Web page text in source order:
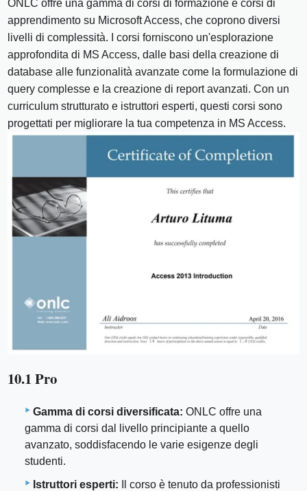
ONLC offre una gamma di corsi di formazione e corsi di
apprendimento su Microsoft Access, che coprono diversi
livelli di complessità. I corsi forniscono un'esplorazione
approfondita di MS Access, dalle basi della creazione di
database alle funzionalità avanzate come la formulazione di
query complesse e la creazione di report avanzati. Con un
curriculum strutturato e istruttori esperti, questi corsi sono
progettati per migliorare la tua competenza in MS Access.
10.1 Pro
Gamma di corsi diversificata: ONLC offre una
gamma di corsi dal livello principiante a quello
avanzato, soddisfacendo le varie esigenze degli
studenti.
Istruttori esperti: Il corso è tenuto da professionisti